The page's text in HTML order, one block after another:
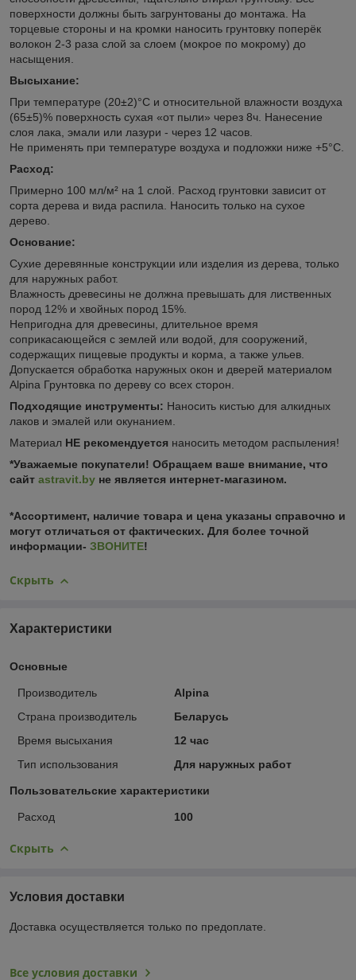
поверхности должны быть загрунтованы до монтажа. На
торцевые стороны и на кромки наносить грунтовку поперёк
волокон 2-3 раза слой за слоем (мокрое по мокрому) до
насыщения.
Высыхание:
При температуре (20±2)°C и относительной влажности воздуха
(65±5)% поверхность сухая «от пыли» через 8ч. Нанесение
слоя лака, эмали или лазури - через 12 часов.
Не применять при температуре воздуха и подложки ниже +5°C.
Расход:
Примерно 100 мл/м² на 1 слой. Расход грунтовки зависит от
сорта дерева и вида распила. Наносить только на сухое
дерево.
Основание:
Сухие деревянные конструкции или изделия из дерева, только
для наружных работ.
Влажность древесины не должна превышать для лиственных
пород 12% и хвойных пород 15%.
Непригодна для древесины, длительное время
соприкасающейся с землей или водой, для сооружений,
содержащих пищевые продукты и корма, а также ульев.
Допускается обработка наружных окон и дверей материалом
Alpina Грунтовка по дереву со всех сторон.
Подходящие инструменты: Наносить кистью для алкидных
лаков и эмалей или окунанием.
Материал НЕ рекомендуется наносить методом распыления!
*Уважаемые покупатели! Обращаем ваше внимание, что
сайт astravit.by не является интернет-магазином.
*Ассортимент, наличие товара и цена указаны справочно и
могут отличаться от фактических. Для более точной
информации- ЗВОНИТЕ!
Скрыть
Характеристики
Основные
Производитель
Alpina
Страна производитель
Беларусь
Время высыхания
12 час
Тип использования
Для наружных работ
Пользовательские характеристики
Расход 100
Скрыть
Условия доставки
Доставка осуществляется только по предоплате.
Все условия доставки